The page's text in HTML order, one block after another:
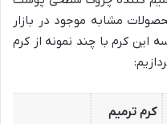
مشابه موجود در بازار
کرم با چند نمونه از کرم
کرم ترمیم